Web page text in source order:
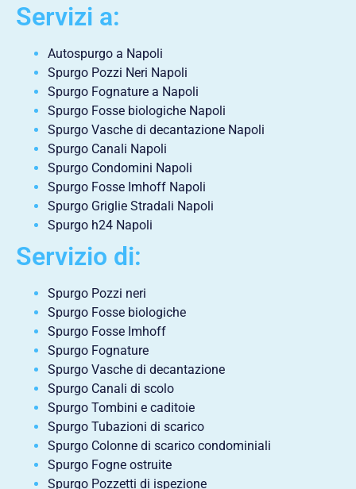
Servizi a:
Autospurgo a Napoli
Spurgo Pozzi Neri Napoli
Spurgo Fognature a Napoli
Spurgo Fosse biologiche Napoli
Spurgo Vasche di decantazione Napoli
Spurgo Canali Napoli
Spurgo Condomini Napoli
Spurgo Fosse Imhoff Napoli
Spurgo Griglie Stradali Napoli
Spurgo h24 Napoli
Servizio di:
Spurgo Pozzi neri
Spurgo Fosse biologiche
Spurgo Fosse Imhoff
Spurgo Fognature
Spurgo Vasche di decantazione
Spurgo Canali di scolo
Spurgo Tombini e caditoie
Spurgo Tubazioni di scarico
Spurgo Colonne di scarico condominiali
Spurgo Fogne ostruite
Spurgo Pozzetti di ispezione